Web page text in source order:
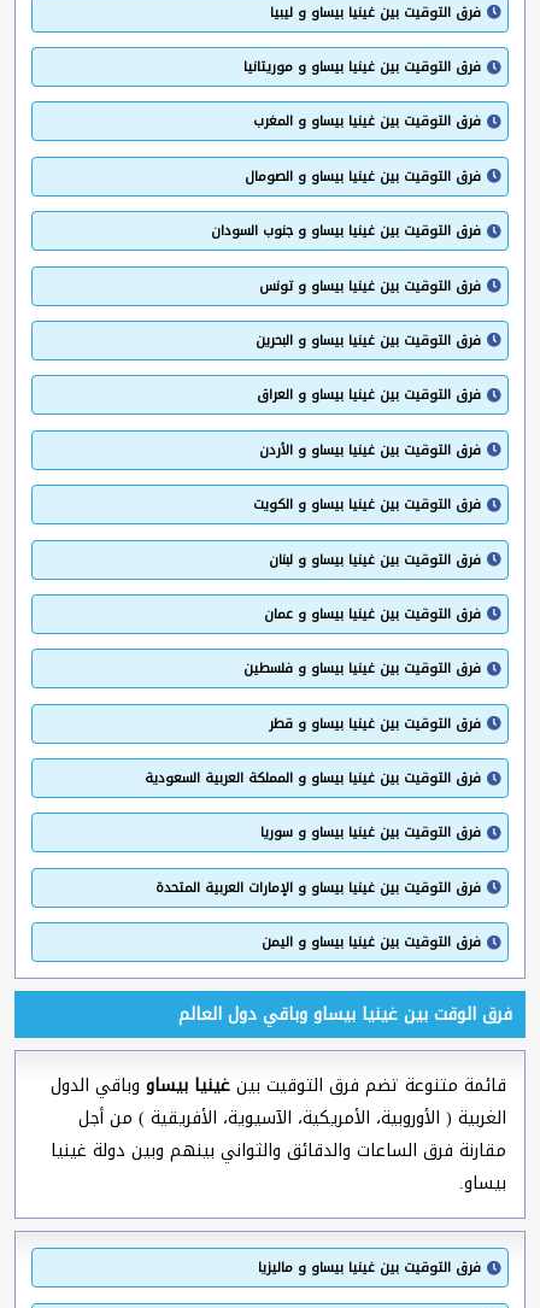
فرق التوقيت بين غينيا بيساو و ليبيا
فرق التوقيت بين غينيا بيساو و موريتانيا
فرق التوقيت بين غينيا بيساو و المغرب
فرق التوقيت بين غينيا بيساو و الصومال
فرق التوقيت بين غينيا بيساو و جنوب السودان
فرق التوقيت بين غينيا بيساو و تونس
فرق التوقيت بين غينيا بيساو و البحرين
فرق التوقيت بين غينيا بيساو و العراق
فرق التوقيت بين غينيا بيساو و الأردن
فرق التوقيت بين غينيا بيساو و الكويت
فرق التوقيت بين غينيا بيساو و لبنان
فرق التوقيت بين غينيا بيساو و عمان
فرق التوقيت بين غينيا بيساو و فلسطين
فرق التوقيت بين غينيا بيساو و قطر
فرق التوقيت بين غينيا بيساو و المملكة العربية السعودية
فرق التوقيت بين غينيا بيساو و سوريا
فرق التوقيت بين غينيا بيساو و الإمارات العربية المتحدة
فرق التوقيت بين غينيا بيساو و اليمن
فرق الوقت بين غينيا بيساو وباقي دول العالم
قائمة متنوعة تضم فرق التوقيت بينغينيا بيساو وباقي الدول
الغربية ( الأوروبية، الأمريكية، الآسيوية، الأفريقية ) من أجل
مقارنة فرق الساعات والدقائق والثواني بينهم وبين دولة غينيا
بيساو.
فرق التوقيت بين غينيا بيساو و ماليزيا